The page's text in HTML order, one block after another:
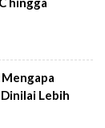
Lebih